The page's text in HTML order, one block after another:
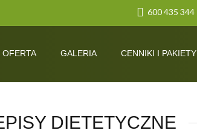
600 435 344
OFERTA GALERIA CENNIKI I PAKIETY
DIETETYCZNE